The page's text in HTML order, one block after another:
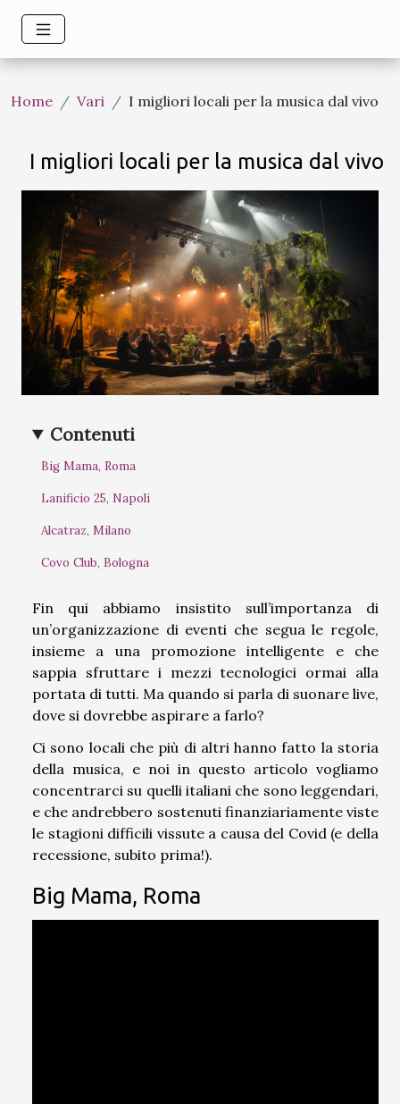
Home Vari I migliori locali per la musica dal vivo
I migliori locali per la musica dal vivo
Contenuti
Big Mama, Roma
Lanificio 25, Napoli
Alcatraz, Milano
Covo Club, Bologna
Fin qui abbiamo insistito sull’importanza di
un’organizzazione di eventi che segua le regole,
insieme a una promozione intelligente e che
sappia sfruttare i mezzi tecnologici ormai alla
portata di tutti. Ma quando si parla di suonare live,
dove si dovrebbe aspirare a farlo?
Ci sono locali che più di altri hanno fatto la storia
della musica, e noi in questo articolo vogliamo
concentrarci su quelli italiani che sono leggendari,
e che andrebbero sostenuti finanziariamente viste
le stagioni difficili vissute a causa del Covid (e della
recessione, subito prima!).
Big Mama, Roma